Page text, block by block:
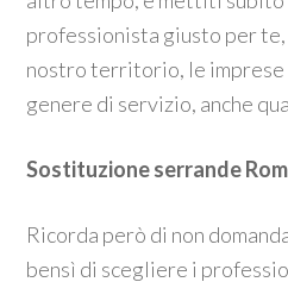
professionista giusto per
nostro territorio, le
genere di servizio, anche
Sostituzione serrande
Ricorda però di non
bensì di scegliere i